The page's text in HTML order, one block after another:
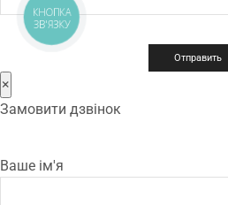
×
Замовити дзвінок
Ваше ім'я
КНОПКА
ЗВ'ЯЗКУ